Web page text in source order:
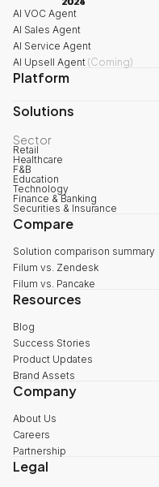
AI VOC Agent
AI Sales Agent
AI Service Agent
AI Upsell Agent (Coming)
Platform
Solutions
Sector
Retail
Healthcare
F&B
Education
Technology
Finance & Banking
Securities & Insurance
Compare
Solution comparison summary
Filum vs. Zendesk
Filum vs. Pancake
Resources
Blog
Success Stories
Product Updates
Brand Assets
Company
About Us
Careers
Partnership
Legal